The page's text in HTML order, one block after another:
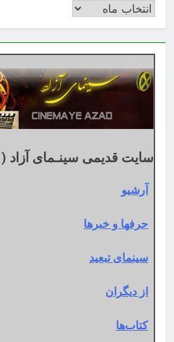
بایگانی
اساس
تقویم
میلادی
سایت قدیمی سینـمای آزاد ( ۶۲شماره قدیمی)
آرشیو
حرفها و خبرها
سینمای تبعید
از دیگران
کتاب‌ها